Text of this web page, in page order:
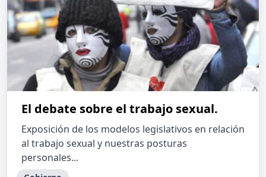
El debate sobre el trabajo sexual.
Exposición de los modelos legislativos en relación
al trabajo sexual y nuestras posturas
personales...